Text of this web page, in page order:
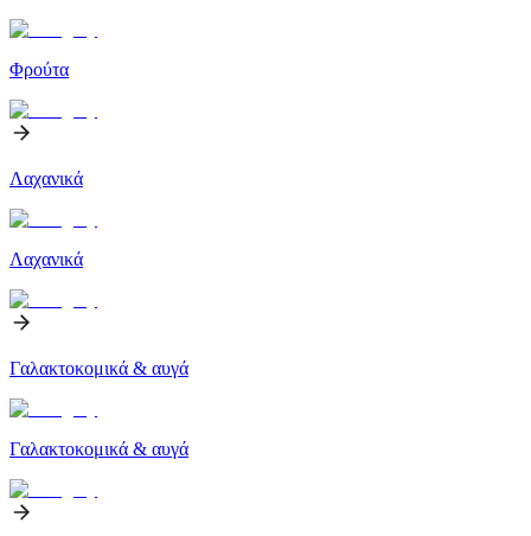
Φρούτα
Λαχανικά
Λαχανικά
Γαλακτοκομικά & αυγά
Γαλακτοκομικά & αυγά